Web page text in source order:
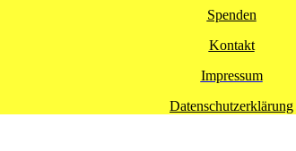
Spenden
Kontakt
Impressum
Datenschutzerklärung